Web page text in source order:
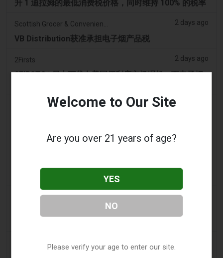
升 1 迪拉姆的最低消费税价格，同时维持 100% 的税率
2 days ago
VB Distribution获准承担电子烟产品税
2Firsts 2 days ago
2FIRSTS | 尼古丁袋在美国便利店市场崛起，而电子烟
The Irish Times 2 days ago
哥斯达黎加新的电子烟法规原定今日生效，但并未生
Tobacco Reporter 3 days ago
Ohio 评估执行非法电子烟销售的权力 – Tobacco
The National
Welcome to Our Site
Are you over 21 years of age?
YES
NO
Please verify your age to enter our site.